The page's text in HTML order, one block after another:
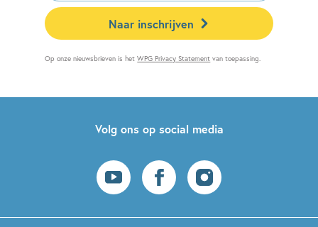
Naar inschrijven
Op onze nieuwsbrieven is hetWPG Privacy Statement van toepassing.
Volg ons op social media